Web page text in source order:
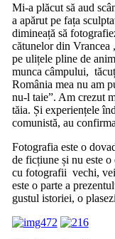
Mi-a plăcut să aud
a apărut pe fața
dimineață să
cătunelor din Vrancea
pe ulițele pline de
munca câmpului,
România mea nu am
nu-l taie”. Am crezut
tăia. Și experiențele
comunistă, au
Fotografia este o
de ficțiune și nu este
cu fotografii vechi,
este o parte a
gustul istoriei, o